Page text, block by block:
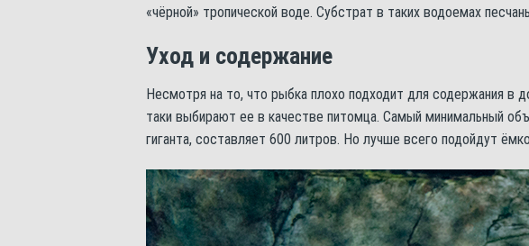
«чёрной» тропической воде. Субстрат в таких водоемах
Уход и содержание
Несмотря на то, что рыбка плохо подходит для содержания в
таки выбирают ее в качестве питомца. Самый минимальный
гиганта, составляет 600 литров. Но лучше всего подойдут